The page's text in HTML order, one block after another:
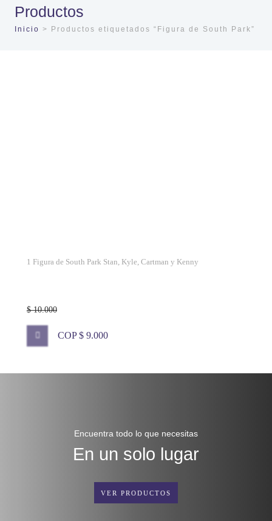
Productos
Inicio > Productos etiquetados “Figura de South Park”
1 Figura de South Park Stan, Kyle, Cartman y Kenny
$ 10.000
COP $ 9.000
Encuentra todo lo que necesitas
En un solo lugar
VER PRODUCTOS